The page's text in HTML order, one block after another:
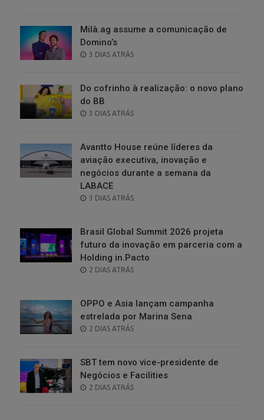
Milà.ag assume a comunicação de
Domino’s
POSTED
3 DIAS ATRÁS
Do cofrinho à realização: o novo plano
do BB
POSTED
3 DIAS ATRÁS
Avantto House reúne líderes da
aviação executiva, inovação e
negócios durante a semana da
LABACE
POSTED
3 DIAS ATRÁS
Brasil Global Summit 2026 projeta
futuro da inovação em parceria com a
Holding in.Pacto
POSTED
2 DIAS ATRÁS
OPPO e Asia lançam campanha
estrelada por Marina Sena
POSTED
2 DIAS ATRÁS
SBT tem novo vice-presidente de
Negócios e Facilities
POSTED
2 DIAS ATRÁS